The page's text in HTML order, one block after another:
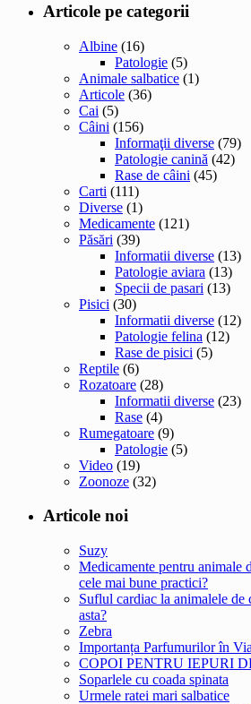
Articole pe categorii
Albine (16)
Patologie (5)
Animale salbatice (1)
Articole (36)
Cai (5)
Câini (156)
Informaţii diverse (79)
Patologie canină (42)
Rase de câini (45)
Carti (111)
Diverse (1)
Medicamente (121)
Păsări (39)
Informatii diverse (13)
Patologie aviara (13)
Specii de pasari (13)
Pisici (30)
Informatii diverse (12)
Patologie felina (12)
Rase de pisici (5)
Reptile (6)
Rozatoare (28)
Informatii diverse (23)
Rase (4)
Rumegatoare (9)
Patologie (5)
Video (19)
Zoonoze (32)
Articole noi
Suzy
Medicamente pentru animale
cele mai bune practici?
Suflul cardiac la animalele de
asta?
Zebra
Importanța Parfumurilor în
COPOI PENTRU IEPURI
Soparlele cu coada spinata
Urmele ratei mari salbatice